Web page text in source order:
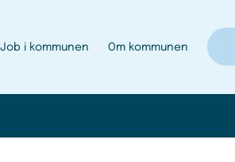
Job i kommunen Om kommunen